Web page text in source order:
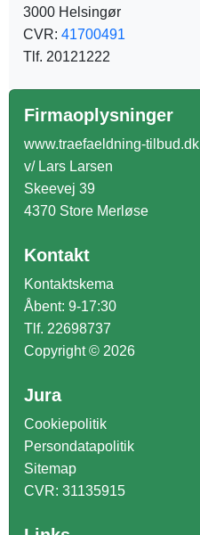
3000 Helsingør
CVR: 41700491
Tlf. 20121222
Firmaoplysninger
www.traefaeldning-tilbud.dk
v/ Lars Larsen
Skeevej 39
4370 Store Merløse
Kontakt
Kontaktskema
Åbent: 9-17:30
Tlf. 22698737
Copyright © 2026
Jura
Cookiepolitik
Persondatapolitik
Sitemap
CVR: 31135915